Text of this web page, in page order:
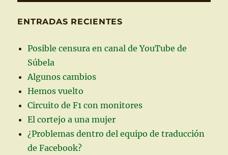
ENTRADAS RECIENTES
Posible censura en canal de YouTube de
Súbela
Algunos cambios
Hemos vuelto
Circuito de F1 con monitores
El cortejo a una mujer
¿Problemas dentro del equipo de traducción
de Facebook?